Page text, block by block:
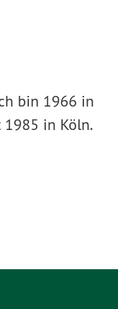
bin 1966 in
in Köln.